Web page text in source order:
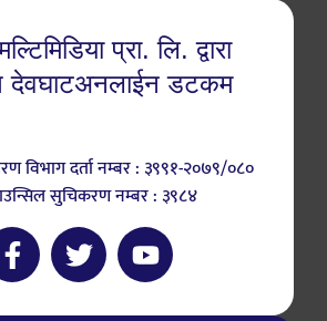
प्रा. लि. द्वारा
देवघाटअनलाईन डटकम
विभाग दर्ता नम्बर : ३९९१-२०७९/०८०
सुचिकरण नम्बर : ३९८४